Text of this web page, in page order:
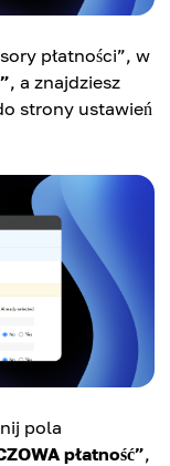
płatności”, w
, a znajdziesz
strony ustawień
pola
płatność”,